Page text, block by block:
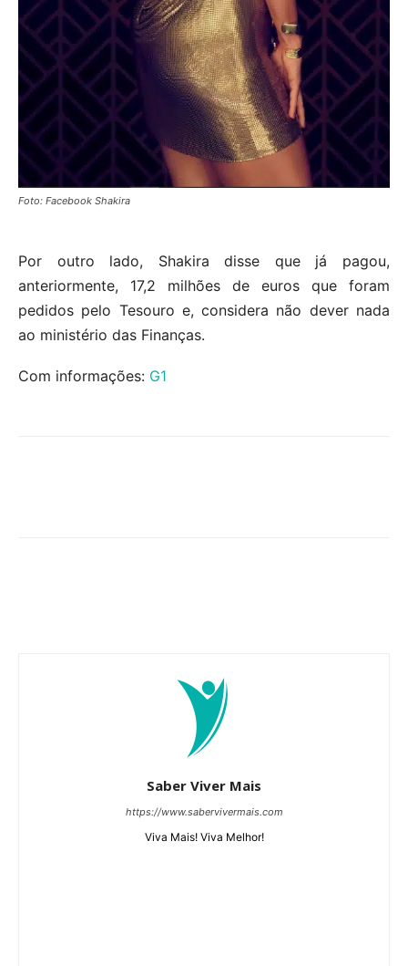
Foto: Facebook Shakira
Por outro lado, Shakira disse que já pagou,
anteriormente, 17,2 milhões de euros que foram
pedidos pelo Tesouro e, considera não dever nada
ao ministério das Finanças.
Com informações: G1
Saber Viver Mais
https://www.sabervivermais.com
Viva Mais! Viva Melhor!